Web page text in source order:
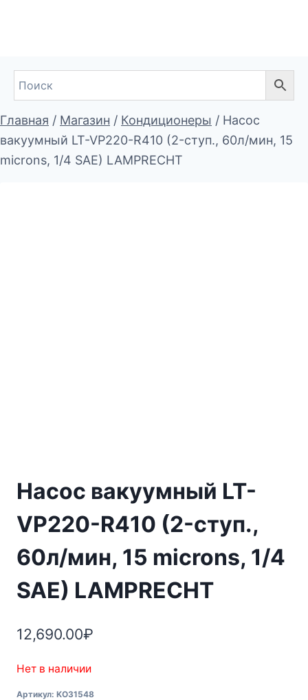
Главная / Магазин / Кондиционеры / Насос
вакуумный LT-VP220-R410 (2-ступ., 60л/мин, 15
microns, 1/4 SAE) LAMPRECHT
Насос вакуумный LT-
VP220-R410 (2-ступ.,
60л/мин, 15 microns, 1/4
SAE) LAMPRECHT
12,690.00₽
Нет в наличии
Артикул: KO31548